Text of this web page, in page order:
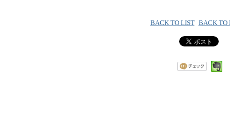
BACK TO LIST BACK TO